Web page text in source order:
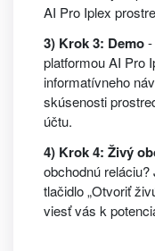
AI Pro Iplex
3) Krok 3: Demo
platformou AI Pro
informatívneho
skúsenosti
účtu.
4) Krok 4: Živý
obchodnú
tlačidlo „Otvoriť
viesť vás k